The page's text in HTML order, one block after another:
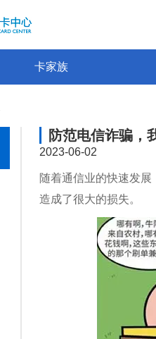
卡家族
防范电信诈骗，
2023-06-02
随着通信业的快速发
造成了很大的损失。